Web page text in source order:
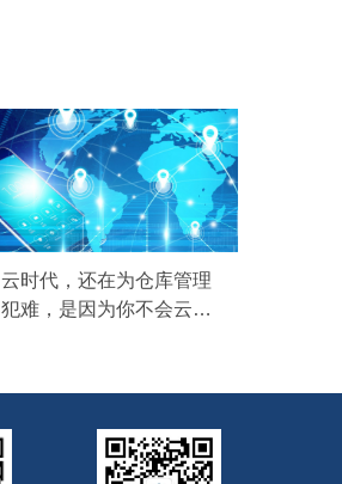
云时代，还在为仓库管理
犯难，是因为你不会云进